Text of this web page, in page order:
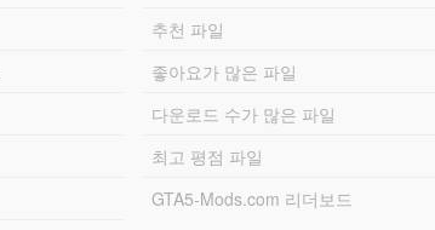
추천 파일
좋아요가 많은 파일
다운로드 수가 많은 파일
최고 평점 파일
GTA5-Mods.com 리더보드